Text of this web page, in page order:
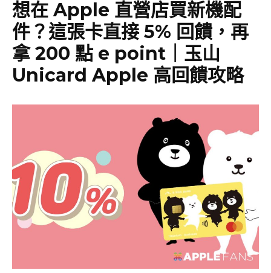
想在 Apple 直營店買新機配
件？這張卡直接 5% 回饋，再
拿 200 點 e point｜玉山
Unicard Apple 高回饋攻略